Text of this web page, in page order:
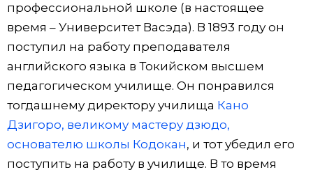
профессиональной школе (в настоящее
время – Университет Васэда). В 1893 году он
поступил на работу преподавателя
английского языка в Токийском высшем
педагогическом училище. Он понравился
тогдашнему директору училища Кано
Дзигоро, великому мастеру дзюдо,
основателю школы Кодокан, и тот убедил его
поступить на работу в училище. В то время